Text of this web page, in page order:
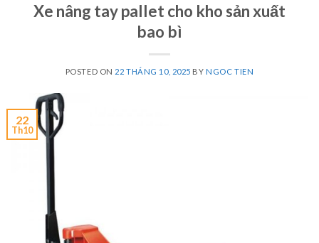
Xe nâng tay pallet cho kho sản xuất
bao bì
POSTED ON 22 THÁNG 10, 2025 BYNGOC TIEN
22
Th10